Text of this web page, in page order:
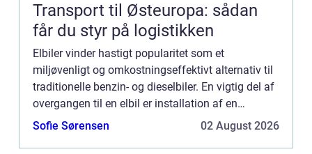
Transport til Østeuropa: sådan
får du styr på logistikken
Elbiler vinder hastigt popularitet som et
miljøvenligt og omkostningseffektivt alternativ til
traditionelle benzin- og dieselbiler. En vigtig del af
overgangen til en elbil er installation af en
ladeboks derhjemme, en enhed der oplader din
Sofie Sørensen 02 August 2026